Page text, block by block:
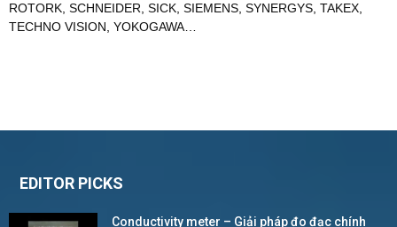
ROTORK, SCHNEIDER, SICK, SIEMENS, SYNERGYS, TAKEX,
TECHNO VISION, YOKOGAWA…
EDITOR PICKS
Conductivity meter – Giải pháp đo đạc chính